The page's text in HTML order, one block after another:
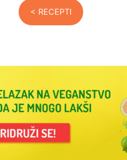
< RECEPTI